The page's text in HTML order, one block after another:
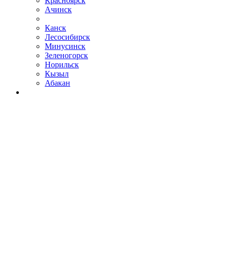
Ачинск
Канск
Лесосибирск
Минусинск
Зеленогорск
Норильск
Кызыл
Абакан